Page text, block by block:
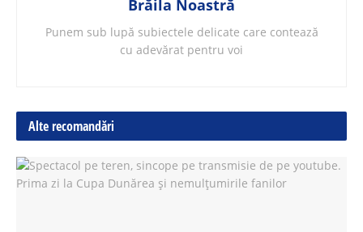
Brăila Noastră
Punem sub lupă subiectele delicate care contează
cu adevărat pentru voi
Alte recomandări